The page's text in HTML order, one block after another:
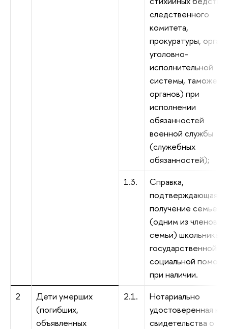
следственного
комитета,
прокуратуры,
уголовно-
исполнительной
системы,
органов) при
исполнении
обязанностей
военной службы
(служебных
обязанностей);
1.3.
Справка,
подтверждающая
получение семьей
(одним из членов
семьи) школьника
государственной
социальной
при наличии.
2
Дети умерших
(погибших,
объявленных
2.1.
Нотариально
удостоверенная
свидетельства о